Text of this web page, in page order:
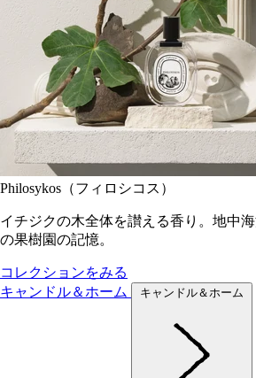
Philosykos（フィロシコス）
イチジクの木全体を讃える香り。地中
の果樹園の記憶。
コレクションをみる
キャンドル＆ホーム
キャンドル＆ホーム